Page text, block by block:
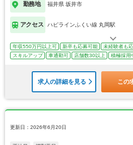
勤務地 福井県 坂井市
アクセス ハピラインふくい線 丸岡駅
年収550万円以上可 新卒も応募可能 未経験者も
スキルアップ
車通勤可 店舗数30以上 積極採用
求人の詳細を見る この
更新日：2026年6月20日